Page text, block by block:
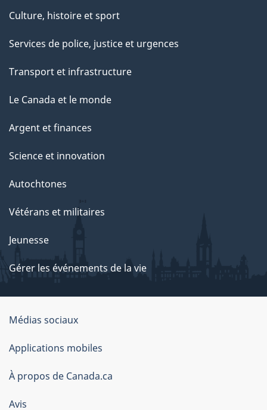
Culture, histoire et sport
Services de police, justice et urgences
Transport et infrastructure
Le Canada et le monde
Argent et finances
Science et innovation
Autochtones
Vétérans et militaires
Jeunesse
Gérer les événements de la vie
Organisation
du
gouvernement
du
Canada
Médias sociaux
Applications mobiles
À propos de Canada.ca
Avis